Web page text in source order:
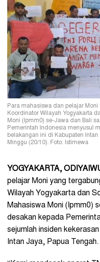
Para mahasiswa dan pelajar
Koordinator Wilayah Yogyakarta
Moni (Ipmm0) se-Jawa dan Bali
Pemerintah Indonesia menyusul
belakangan ini di Kabupaten
Minggu (20/10). Foto: Istimewa
YOGYAKARTA,
pelajar Moni yang
Wilayah Yogyakarta dan
Mahasiswa Moni (Ipmm0)
desakan kepada
sejumlah insiden
Intan Jaya, Papua Tengah.